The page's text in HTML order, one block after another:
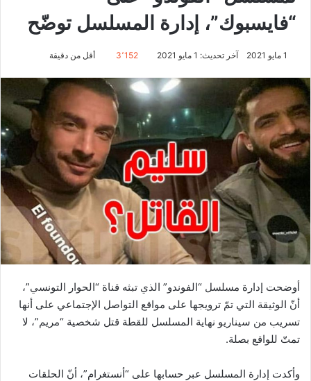
“فايسبوك”، إدارة المسلسل توضّح
1 مايو 2021 آخر تحديث: 1 مايو 2021 3٬152 أقل من دقيقة
أوضحت إدارة مسلسل “الفوندو” الذي تبثه قناة “الحوار التونسي”،
أنّ الوثيقة التي تمّ ترويجها على مواقع التواصل الإجتماعي على أنها
تسريب من سيناريو نهاية المسلسل للقطة قتل شخصية “مريم”، لا
تمتّ للواقع بصلة.
وأكدت إدارة المسلسل عبر حسابها على “أنستغرام”، أنّ الحلقات